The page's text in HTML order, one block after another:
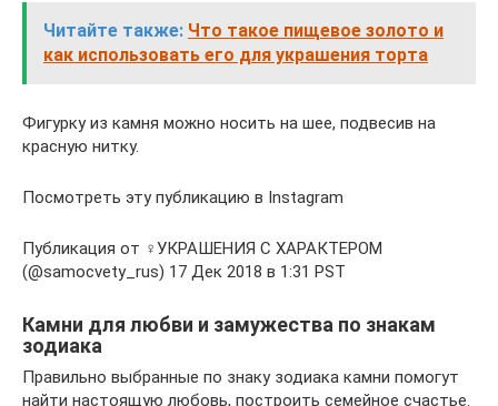
Читайте также: Что такое пищевое золото и
как использовать его для украшения торта
Фигурку из камня можно носить на шее, подвесив на
красную нитку.
Посмотреть эту публикацию в Instagram
Публикация от ‍♀️УКРАШЕНИЯ С ХАРАКТЕРОМ
(@samocvety_rus) 17 Дек 2018 в 1:31 PST
Камни для любви и замужества по знакам
зодиака
Правильно выбранные по знаку зодиака камни помогут
найти настоящую любовь, построить семейное счастье.